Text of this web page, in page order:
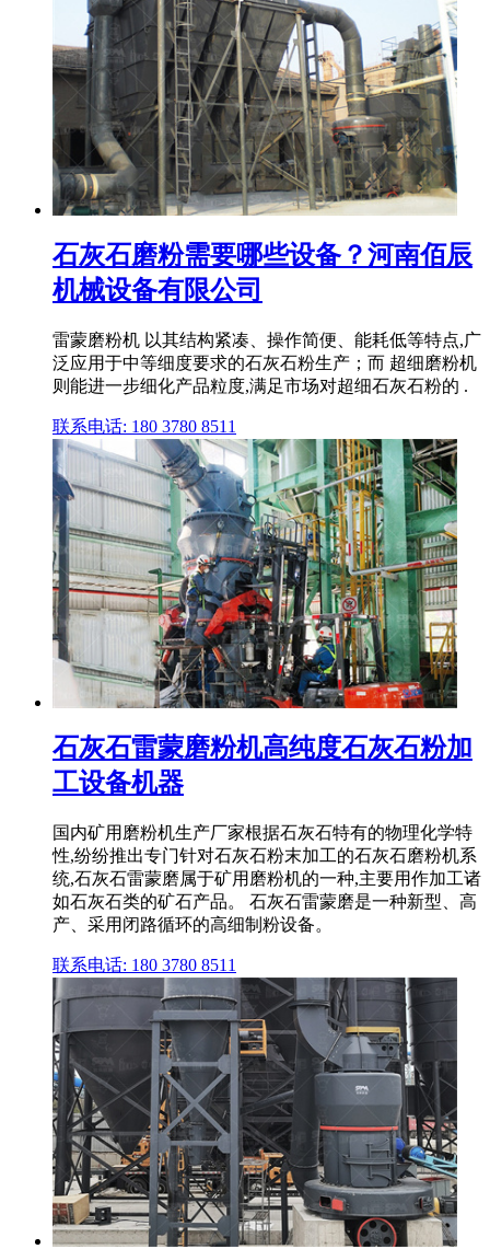
石灰石磨粉需要哪些设备？河南佰辰
机械设备有限公司
雷蒙磨粉机 以其结构紧凑、操作简便、能耗低等特点,广
泛应用于中等细度要求的石灰石粉生产；而 超细磨粉机
则能进一步细化产品粒度,满足市场对超细石灰石粉的 .
联系电话: 180 3780 8511
石灰石雷蒙磨粉机高纯度石灰石粉加
工设备机器
国内矿用磨粉机生产厂家根据石灰石特有的物理化学特
性,纷纷推出专门针对石灰石粉末加工的石灰石磨粉机系
统,石灰石雷蒙磨属于矿用磨粉机的一种,主要用作加工诸
如石灰石类的矿石产品。 石灰石雷蒙磨是一种新型、高
产、采用闭路循环的高细制粉设备。
联系电话: 180 3780 8511